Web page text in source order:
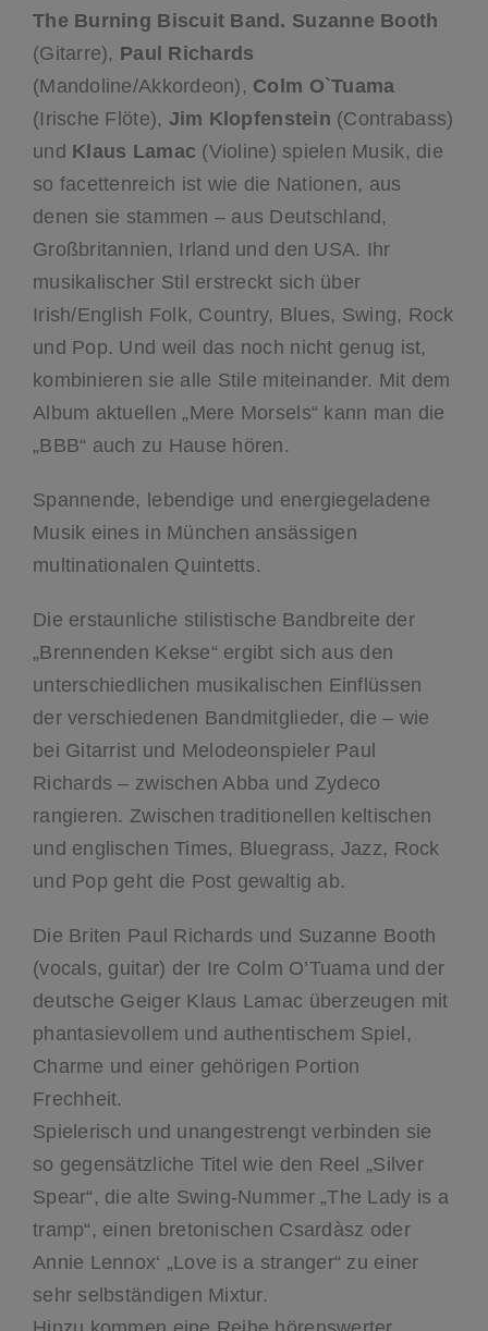
The Burning Biscuit Band. Suzanne Booth
(Gitarre), Paul Richards
(Mandoline/Akkordeon), Colm O`Tuama
(Irische Flöte), Jim Klopfenstein (Contrabass)
und Klaus Lamac (Violine) spielen Musik, die
so facettenreich ist wie die Nationen, aus
denen sie stammen – aus Deutschland,
Großbritannien, Irland und den USA. Ihr
musikalischer Stil erstreckt sich über
Irish/English Folk, Country, Blues, Swing, Rock
und Pop. Und weil das noch nicht genug ist,
kombinieren sie alle Stile miteinander. Mit dem
Album aktuellen „Mere Morsels“ kann man die
„BBB“ auch zu Hause hören.
Spannende, lebendige und energiegeladene
Musik eines in München ansässigen
multinationalen Quintetts.
Die erstaunliche stilistische Bandbreite der
„Brennenden Kekse“ ergibt sich aus den
unterschiedlichen musikalischen Einflüssen
der verschiedenen Bandmitglieder, die – wie
bei Gitarrist und Melodeonspieler Paul
Richards – zwischen Abba und Zydeco
rangieren. Zwischen traditionellen keltischen
und englischen Times, Bluegrass, Jazz, Rock
und Pop geht die Post gewaltig ab.
Die Briten Paul Richards und Suzanne Booth
(vocals, guitar) der Ire Colm O’Tuama und der
deutsche Geiger Klaus Lamac überzeugen mit
phantasievollem und authentischem Spiel,
Charme und einer gehörigen Portion
Frechheit.
Spielerisch und unangestrengt verbinden sie
so gegensätzliche Titel wie den Reel „Silver
Spear“, die alte Swing-Nummer „The Lady is a
tramp“, einen bretonischen Csardàsz oder
Annie Lennox‘ „Love is a stranger“ zu einer
sehr selbständigen Mixtur.